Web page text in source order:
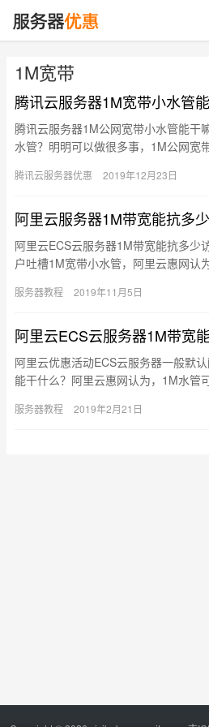
1M宽带
腾讯云服务器1M宽带小水管
腾讯云服务器1M公网宽带小水管能干
水管？明明可以做很多事，1M公网宽
腾讯云服务器优惠 2019年12月23日
阿里云服务器1M带宽能抗多
阿里云ECS云服务器1M带宽能抗多少
户吐槽1M宽带小水管，阿里云惠网认
服务器教程 2019年11月5日
阿里云ECS云服务器1M带宽
阿里云优惠活动ECS云服务器一般默
能干什么？阿里云惠网认为，1M水管
服务器教程 2019年2月21日